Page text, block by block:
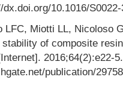
10.1016/
LFC, Miotti LL, Nicoloso
of composite
2016;64(2):e22-
publication/